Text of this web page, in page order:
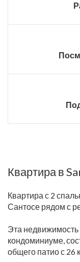
Квартира в
Квартира с 2
Сантосе рядом с
Эта
кондоминиуме,
общего патио с 26